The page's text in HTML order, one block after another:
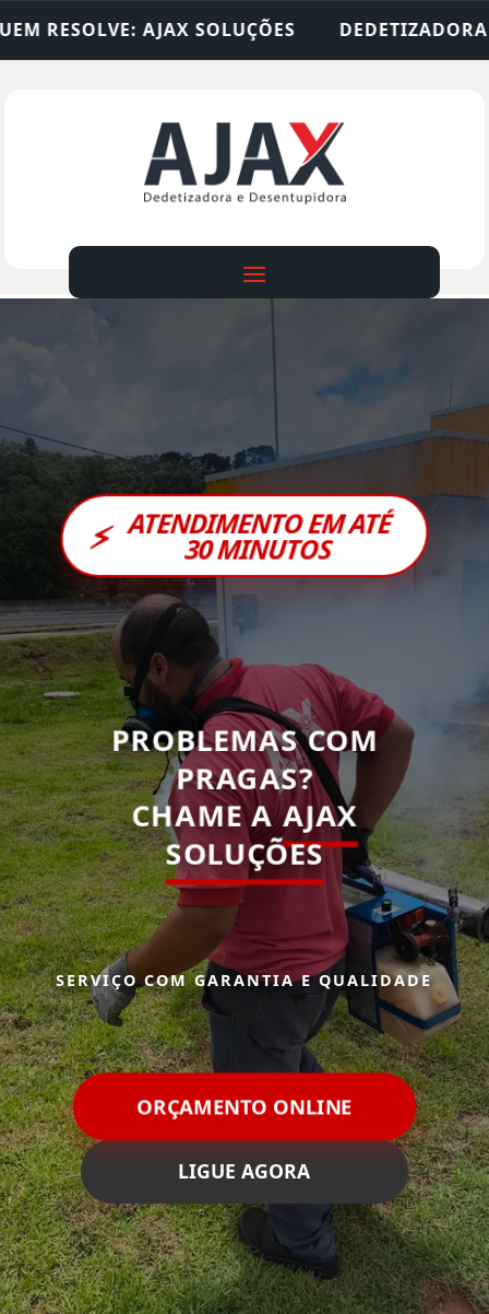
DEDETIZADORA • DESENTUPIDORA •
⚡ ATENDIMENTO EM ATÉ
30 MINUTOS
PROBLEMAS COM
PRAGAS?
CHAME AAJAX
SOLUÇÕES
SERVIÇO COM GARANTIA E QUALIDADE
ORÇAMENTO ONLINE
LIGUE AGORA